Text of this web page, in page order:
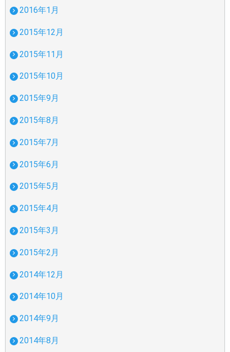
2016年1月
2015年12月
2015年11月
2015年10月
2015年9月
2015年8月
2015年7月
2015年6月
2015年5月
2015年4月
2015年3月
2015年2月
2014年12月
2014年10月
2014年9月
2014年8月